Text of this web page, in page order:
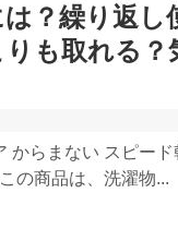
？繰り返し
も取れる？
からまない スピード
の商品は、洗濯物...